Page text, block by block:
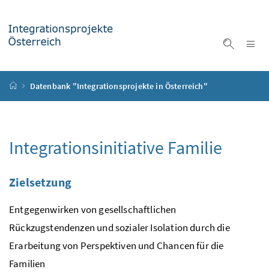
Startseite
Datenbank "Integrationsprojekte in Österreich"
Integrationsinitiative Familie
Zielsetzung
Entgegenwirken von gesellschaftlichen
Rückzugstendenzen und sozialer Isolation durch die
Erarbeitung von Perspektiven und Chancen für die
Familien